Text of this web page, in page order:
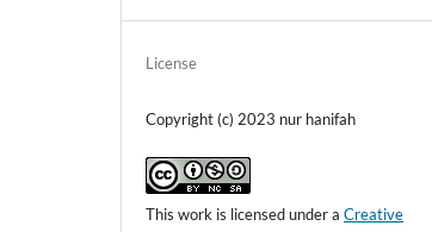
License
Copyright (c) 2023 nur hanifah
This work is licensed under aCreative